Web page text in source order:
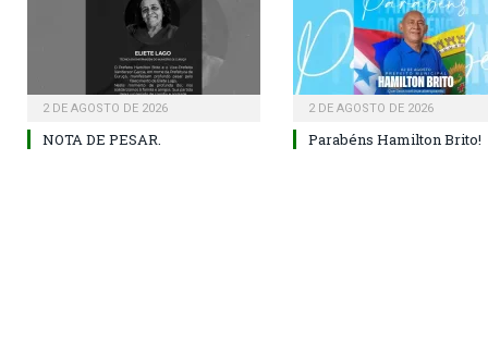
2 DE AGOSTO DE 2026
NOTA DE PESAR.
2 DE AGOSTO DE 2026
Parabéns Hamilton Brito!